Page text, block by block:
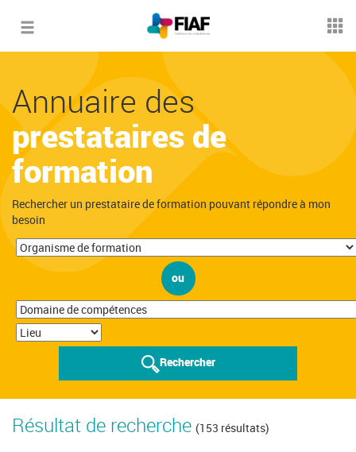
Toggle
Annuaire des
prestataires de
formation
Rechercher un prestataire de formation pouvant répondre à mon
besoin
ou
Rechercher
Résultat de recherche (153 résultats)